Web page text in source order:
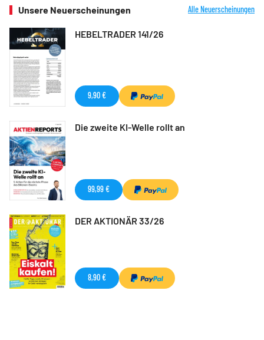
Unsere Neuerscheinungen Alle Neuerscheinungen
HEBELTRADER 141/26
9,90 €
Die zweite KI-Welle rollt an
99,99 €
DER AKTIONÄR 33/26
8,90 €